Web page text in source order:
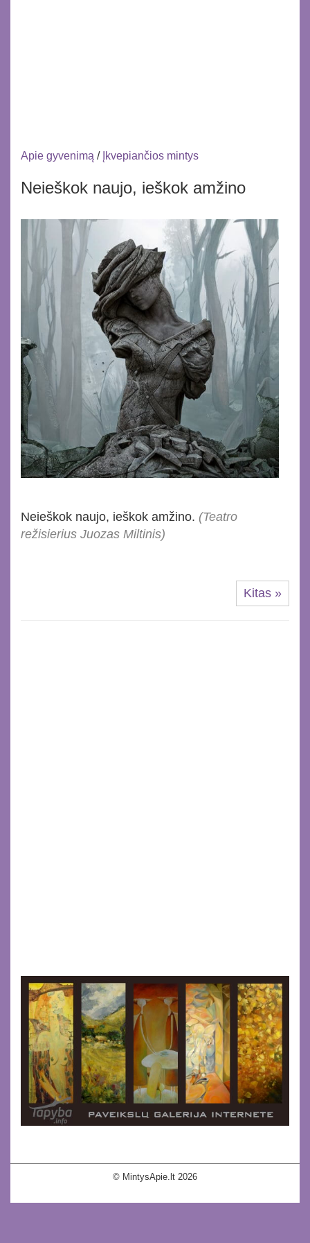
Apie gyvenimą / Įkvepiančios mintys
Neieškok naujo, ieškok amžino
Neieškok naujo, ieškok amžino. (Teatro
režisierius Juozas Miltinis)
Kitas »
© MintysApie.lt 2026